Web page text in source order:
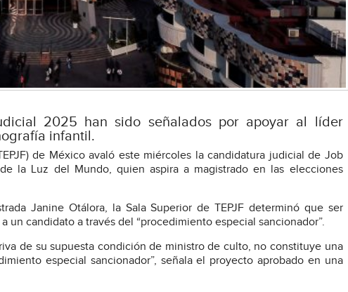
2025 han sido señalados por apoyar al líder
infantil.
de México avaló este miércoles la candidatura judicial de Job
la Luz del Mundo, quien aspira a magistrado en las elecciones
Janine Otálora, la Sala Superior de TEPJF determinó que ser
un candidato a través del “procedimiento especial sancionador”.
de su supuesta condición de ministro de culto, no constituye una
especial sancionador”, señala el proyecto aprobado en una